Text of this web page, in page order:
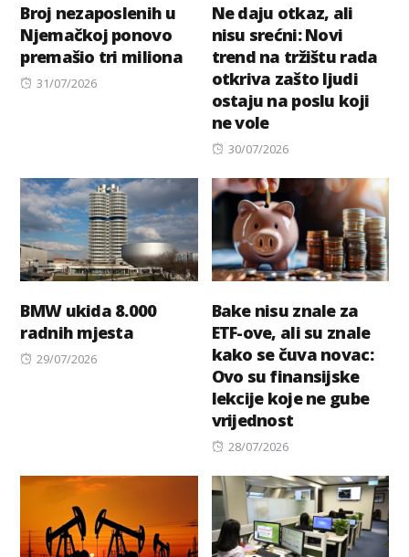
Broj nezaposlenih u
Njemačkoj ponovo
premašio tri miliona
Posted
31/07/2026
Ne daju otkaz, ali
nisu srećni: Novi
trend na tržištu rada
otkriva zašto ljudi
ostaju na poslu koji
ne vole
Posted
30/07/2026
BMW ukida 8.000
radnih mjesta
Posted
29/07/2026
Bake nisu znale za
ETF-ove, ali su znale
kako se čuva novac:
Ovo su finansijske
lekcije koje ne gube
vrijednost
Posted
28/07/2026